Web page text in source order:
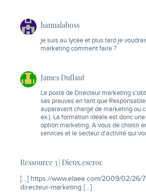
hannalaboss
je suis au lycée et plus tard je
marketing comment faire ?
James Duflaut
Le poste de Directeur marketing
ses preuves en tant que
auparavant chargé de marketing ou
ex.). La formation idéale est donc
option marketing. A vous de choisir
services et le secteur d'activité qui
Ressource 3 | Dieux.escroc
[…] https://www.elaee.com/2009/02/26/
directeur-marketing […]